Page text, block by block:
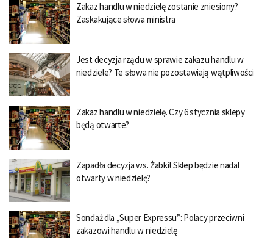
Zakaz handlu w niedzielę zostanie zniesiony?
Zaskakujące słowa ministra
Jest decyzja rządu w sprawie zakazu handlu w
niedziele? Te słowa nie pozostawiają wątpliwości
Zakaz handlu w niedzielę. Czy 6 stycznia sklepy
będą otwarte?
Zapadła decyzja ws. Żabki! Sklep będzie nadal
otwarty w niedzielę?
Sondaż dla „Super Expressu”: Polacy przeciwni
zakazowi handlu w niedzielę